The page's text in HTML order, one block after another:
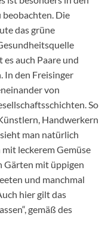
Die
das grüne
auch Paare und
In den Freisinger
von
So
Handwerkern
man natürlich
leckerem Gemüse
Gärten mit üppigen
und manchmal
hier gilt das
gemäß des